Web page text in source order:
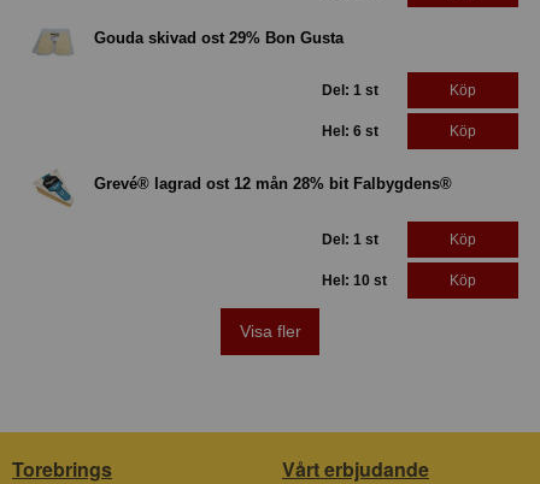
Gouda skivad ost 29% Bon Gusta
Del: 1 st Köp
Hel: 6 st Köp
Grevé® lagrad ost 12 mån 28% bit Falbygdens®
Del: 1 st Köp
Hel: 10 st Köp
Visa fler
Torebrings Vårt erbjudande